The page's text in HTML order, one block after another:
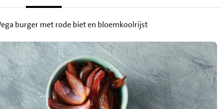
burger met rode biet en bloemkoolrijst